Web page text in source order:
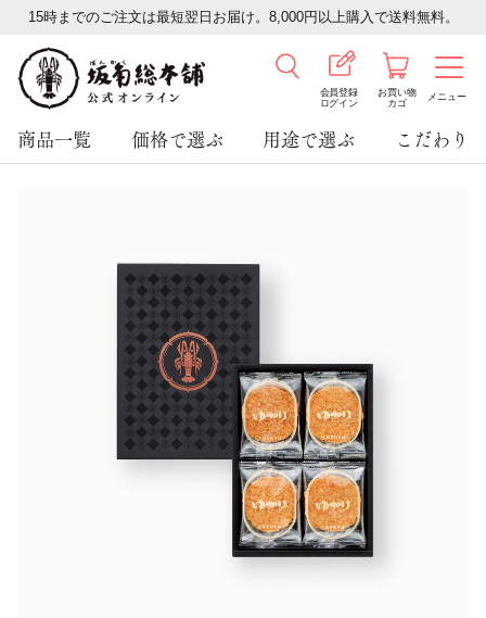
15時までのご注文は最短翌日お届け。8,000円以上購入で送料無料。
会員登録
ログイン
お買い物
カゴ
メニュー
商品一覧 価格で選ぶ 用途で選ぶ こだわり